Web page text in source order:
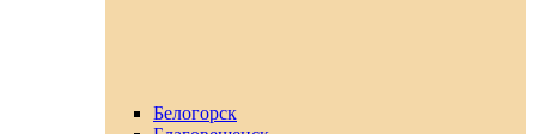
Белогорск